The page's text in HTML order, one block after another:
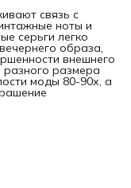
связь с
ноты и
серьги легко
образа,
внешнего
разного размера
моды 80-90х, а